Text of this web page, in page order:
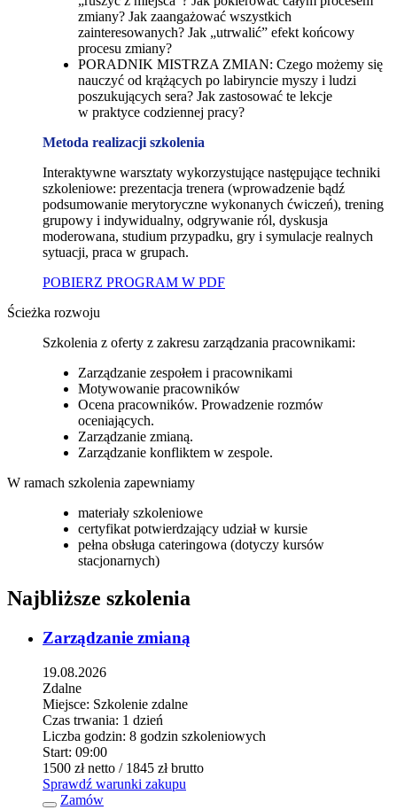
zmiany? Jak zaangażować wszystkich
zainteresowanych? Jak „utrwalić” efekt końcowy
procesu zmiany?
PORADNIK MISTRZA ZMIAN: Czego możemy się
nauczyć od krążących po labiryncie myszy i ludzi
poszukujących sera? Jak zastosować te lekcje
w praktyce codziennej pracy?
Metoda realizacji szkolenia
Interaktywne warsztaty wykorzystujące następujące techniki
szkoleniowe: prezentacja trenera (wprowadzenie bądź
podsumowanie merytoryczne wykonanych ćwiczeń), trening
grupowy i indywidualny, odgrywanie ról, dyskusja
moderowana, studium przypadku, gry i symulacje realnych
sytuacji, praca w grupach.
POBIERZ PROGRAM W PDF
Ścieżka rozwoju
Szkolenia z oferty z zakresu zarządzania pracownikami:
Zarządzanie zespołem i pracownikami
Motywowanie pracowników
Ocena pracowników. Prowadzenie rozmów
oceniających.
Zarządzanie zmianą.
Zarządzanie konfliktem w zespole.
W ramach szkolenia zapewniamy
materiały szkoleniowe
certyfikat potwierdzający udział w kursie
pełna obsługa cateringowa (dotyczy kursów
stacjonarnych)
Najbliższe szkolenia
Zarządzanie zmianą
19.08.2026
Zdalne
Miejsce: Szkolenie zdalne
Czas trwania: 1 dzień
Liczba godzin: 8 godzin szkoleniowych
Start: 09:00
1500 złnetto / 1845 złbrutto
Sprawdź warunki zakupu
Zamów